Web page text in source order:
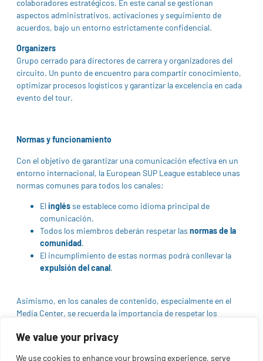
We value your privacy
We use cookies to enhance your browsing experience, serve
colaboradores estratégicos. En este canal se gestionan
aspectos administrativos, activaciones y seguimiento de
acuerdos, bajo un entorno estrictamente confidencial.
Organizers
Grupo cerrado para directores de carrera y organizadores del
circuito. Un punto de encuentro para compartir conocimiento,
optimizar procesos logísticos y garantizar la excelencia en cada
evento del tour.
Normas y funcionamiento
Con el objetivo de garantizar una comunicación efectiva en un
entorno internacional, la European SUP League establece unas
normas comunes para todos los canales:
Elinglésse establece como idioma principal de
comunicación.
Todos los miembros deberán respetar las normas de la
comunidad.
El incumplimiento de estas normas podrá conllevar la
expulsión del canal.
Asimismo, en los canales de contenido, especialmente en el
Media Center, se recuerda la importancia de respetar los
Un paso adelante en la profesionalización del circuito